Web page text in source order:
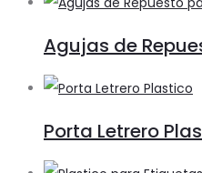
Agujas de
Porta Letrero